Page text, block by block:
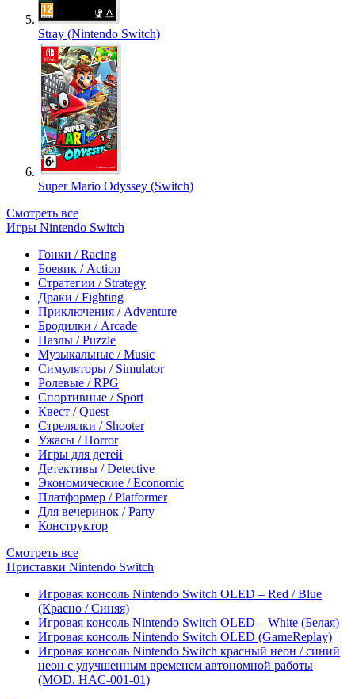
Stray (Nintendo Switch)
Super Mario Odyssey (Switch)
Смотреть все
Игры Nintendo Switch
Гонки / Racing
Боевик / Action
Стратегии / Strategy
Драки / Fighting
Приключения / Adventure
Бродилки / Arcade
Пазлы / Puzzle
Музыкальные / Music
Симуляторы / Simulator
Ролевые / RPG
Спортивные / Sport
Квест / Quest
Стрелялки / Shooter
Ужасы / Horror
Игры для детей
Детективы / Detective
Экономические / Economic
Платформер / Platformer
Для вечеринок / Party
Конструктор
Смотреть все
Приставки Nintendo Switch
Игровая консоль Nintendo Switch OLED – Red / Blue
(Красно / Синяя)
Игровая консоль Nintendo Switch OLED – White (Белая)
Игровая консоль Nintendo Switch OLED (GameReplay)
Игровая консоль Nintendo Switch красный неон / синий
неон с улучшенным временем автономной работы
(MOD. HAC-001-01)